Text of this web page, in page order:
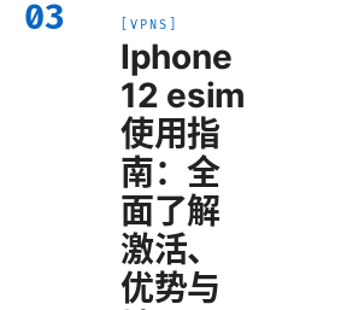
03 VPNS
Iphone
12 esim
使用指
南：全
面了解
激活、
优势与